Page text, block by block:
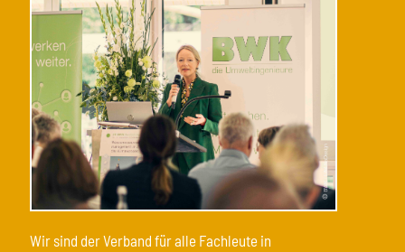
Wir sind der Verband für alle Fachleute in